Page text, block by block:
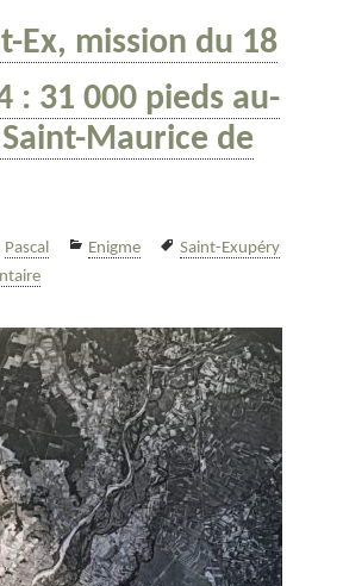
Ex, mission du 18
: 31 000 pieds au-
Maurice de
Auteur
Pascal Catégories
Enigme
Mots-
Saint-Exupéry
sur Saint-Ex, mission du 18 juillet 1944 :